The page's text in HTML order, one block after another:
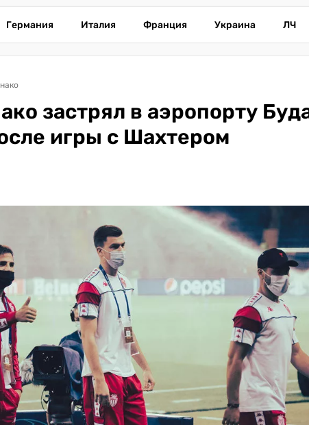
Германия Италия Франция Украина ЛЧ
застрял в аэропорту
игры с Шахтером